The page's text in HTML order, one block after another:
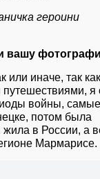
героини
вашу
иначе, так
я
войны, самые
потом была
жила в России, а
Мармарисе.